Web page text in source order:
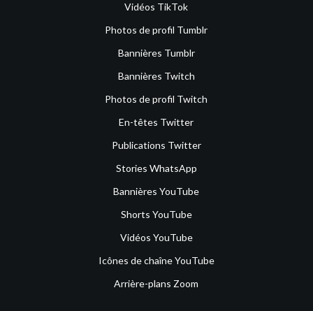
Vidéos TikTok
Photos de profil Tumblr
Bannières Tumblr
Bannières Twitch
Photos de profil Twitch
En-têtes Twitter
Publications Twitter
Stories WhatsApp
Bannières YouTube
Shorts YouTube
Vidéos YouTube
Icônes de chaîne YouTube
Arrière-plans Zoom